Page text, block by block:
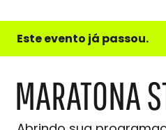
e
do
Este evento já passou.
MARATONA